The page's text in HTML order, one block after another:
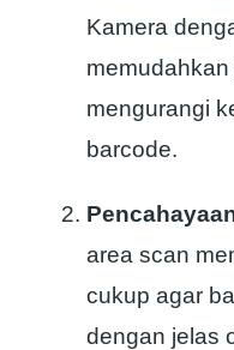
Kamera
mengurangi
barcode.
area scan
cukup agar
dengan jelas